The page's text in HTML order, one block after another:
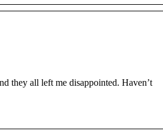
they all left me disappointed. Haven’t